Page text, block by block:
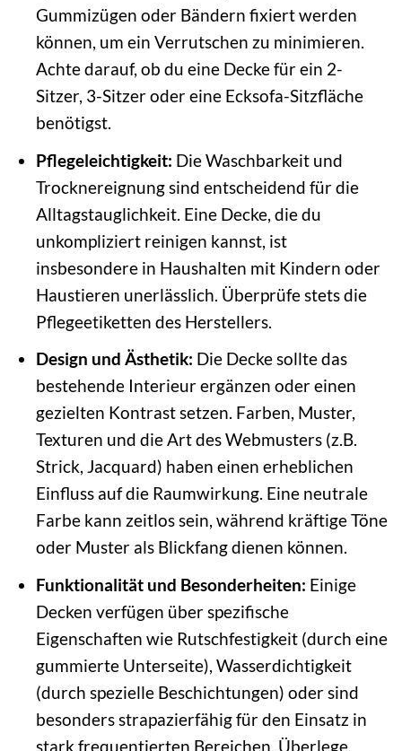
Gummizügen oder Bändern fixiert werden
können, um ein Verrutschen zu minimieren.
Achte darauf, ob du eine Decke für ein 2-
Sitzer, 3-Sitzer oder eine Ecksofa-Sitzfläche
benötigst.
Pflegeleichtigkeit: Die Waschbarkeit und
Trocknereignung sind entscheidend für die
Alltagstauglichkeit. Eine Decke, die du
unkompliziert reinigen kannst, ist
insbesondere in Haushalten mit Kindern oder
Haustieren unerlässlich. Überprüfe stets die
Pflegeetiketten des Herstellers.
Design und Ästhetik: Die Decke sollte das
bestehende Interieur ergänzen oder einen
gezielten Kontrast setzen. Farben, Muster,
Texturen und die Art des Webmusters (z.B.
Strick, Jacquard) haben einen erheblichen
Einfluss auf die Raumwirkung. Eine neutrale
Farbe kann zeitlos sein, während kräftige Töne
oder Muster als Blickfang dienen können.
Funktionalität und Besonderheiten: Einige
Decken verfügen über spezifische
Eigenschaften wie Rutschfestigkeit (durch eine
gummierte Unterseite), Wasserdichtigkeit
(durch spezielle Beschichtungen) oder sind
besonders strapazierfähig für den Einsatz in
stark frequentierten Bereichen. Überlege,